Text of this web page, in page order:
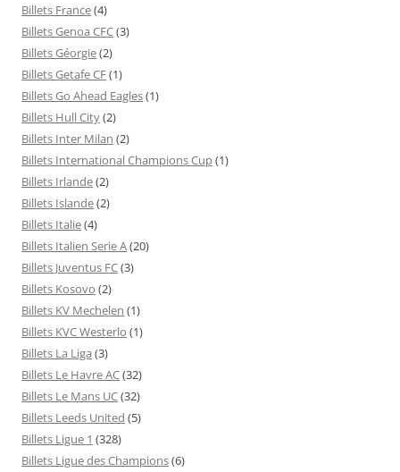
Billets France(4)
Billets Genoa CFC(3)
Billets Géorgie(2)
Billets Getafe CF(1)
Billets Go Ahead Eagles(1)
Billets Hull City(2)
Billets Inter Milan (2)
Billets International Champions Cup(1)
Billets Irlande(2)
Billets Islande(2)
Billets Italie(4)
Billets Italien Serie A(20)
Billets Juventus FC(3)
Billets Kosovo (2)
Billets KV Mechelen (1)
Billets KVC Westerlo (1)
Billets La Liga (3)
Billets Le Havre AC(32)
Billets Le Mans UC(32)
Billets Leeds United (5)
Billets Ligue 1 (328)
Billets Ligue des Champions(6)